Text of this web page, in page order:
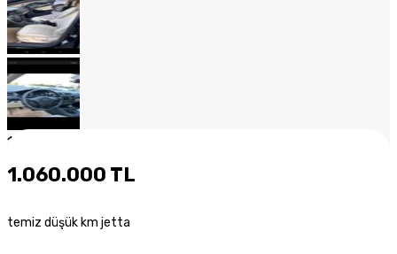
1
1.060.000 TL
temiz düşük km jetta